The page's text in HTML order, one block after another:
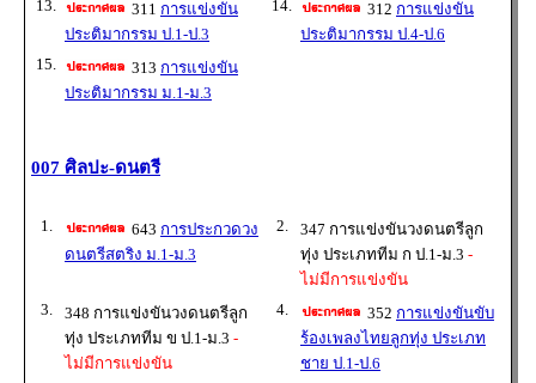
13. 311 การแข่งขัน
ประติมากรรม ป.1-ป.3
14. 312 การแข่งขัน
ประติมากรรม ป.4-ป.6
15.
313 การแข่งขัน
ประติมากรรม ม.1-ม.3
007 ศิลปะ-ดนตรี
1. 643 การประกวดวง
ดนตรีสตริง ม.1-ม.3
2.
347 การแข่งขันวงดนตรีลูก
ทุ่ง ประเภททีม ก ป.1-ม.3 -
ไม่มีการแข่งขัน
3.
348 การแข่งขันวงดนตรีลูก
ทุ่ง ประเภททีม ข ป.1-ม.3 -
ไม่มีการแข่งขัน
4. 352 การแข่งขันขับ
ร้องเพลงไทยลูกทุ่ง ประเภท
ชาย ป.1-ป.6